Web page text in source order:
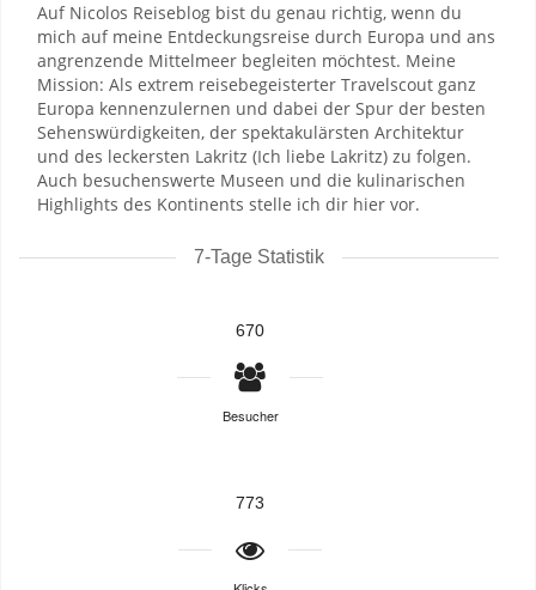
Auf Nicolos Reiseblog bist du genau richtig, wenn du
mich auf meine Entdeckungsreise durch Europa und ans
angrenzende Mittelmeer begleiten möchtest. Meine
Mission: Als extrem reisebegeisterter Travelscout ganz
Europa kennenzulernen und dabei der Spur der besten
Sehenswürdigkeiten, der spektakulärsten Architektur
und des leckersten Lakritz (Ich liebe Lakritz) zu folgen.
Auch besuchenswerte Museen und die kulinarischen
Highlights des Kontinents stelle ich dir hier vor.
7-Tage Statistik
670
Besucher
773